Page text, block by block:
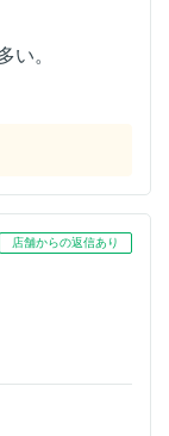
い。
店舗からの返信あり